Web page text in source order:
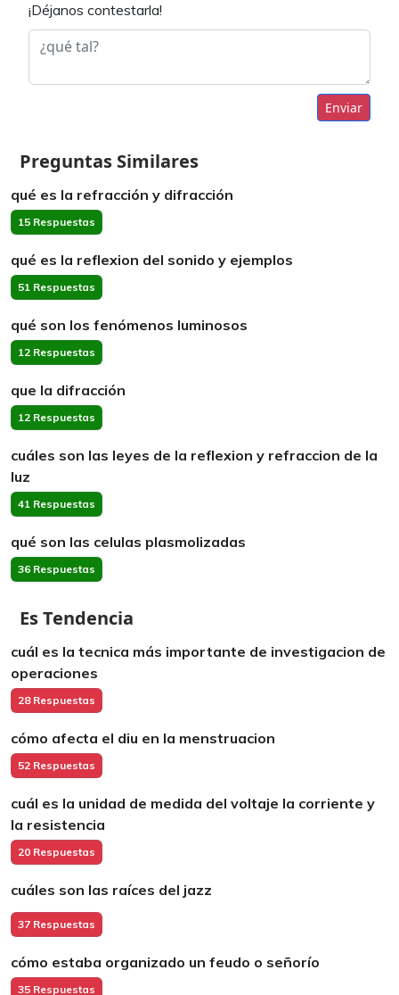
¡Déjanos contestarla!
Enviar
Preguntas Similares
qué es la refracción y difracción
15 Respuestas
qué es la reflexion del sonido y ejemplos
51 Respuestas
qué son los fenómenos luminosos
12 Respuestas
que la difracción
12 Respuestas
cuáles son las leyes de la reflexion y refraccion de la
luz
41 Respuestas
qué son las celulas plasmolizadas
36 Respuestas
Es Tendencia
cuál es la tecnica más importante de investigacion de
operaciones
28 Respuestas
cómo afecta el diu en la menstruacion
52 Respuestas
cuál es la unidad de medida del voltaje la corriente y
la resistencia
20 Respuestas
cuáles son las raíces del jazz
37 Respuestas
cómo estaba organizado un feudo o señorío
35 Respuestas